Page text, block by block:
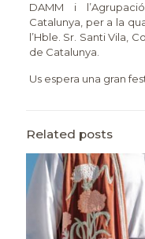
DAMM i
Catalunya, per a la
l’Hble. Sr. Santi Vila,
de Catalunya.
Us espera una gran
Related posts